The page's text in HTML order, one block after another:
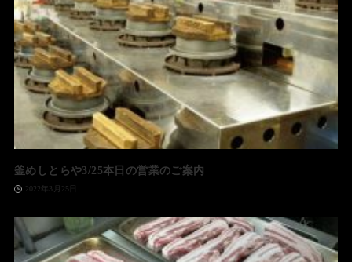
釜めしとらや3/25本日の営業のご案内
2022年3月25日